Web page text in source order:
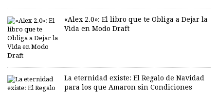
«Alex 2.0»: El libro que te Obliga a Dejar la
Vida en Modo Draft
La eternidad existe: El Regalo de Navidad
para los que Amaron sin Condiciones